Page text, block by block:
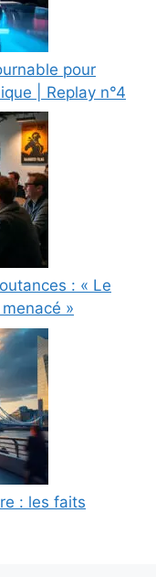
pour
| Replay n°4
: « Le
»
: les faits